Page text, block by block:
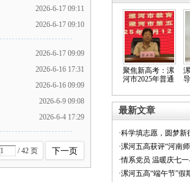
聚焦新高考：漯
河市2025年普通
最新文章
·科学填志愿，圆梦
·漯河五高获评“河南
·情系党员 温暖庆七
·漯河五高“端午节”假
2026-6-17 09:11
2026-6-17 09:10
2026-6-17 09:09
2026-6-16 17:31
2026-6-16 09:09
2026-6-9 09:08
2026-6-4 17:29
/ 42 页 下一页